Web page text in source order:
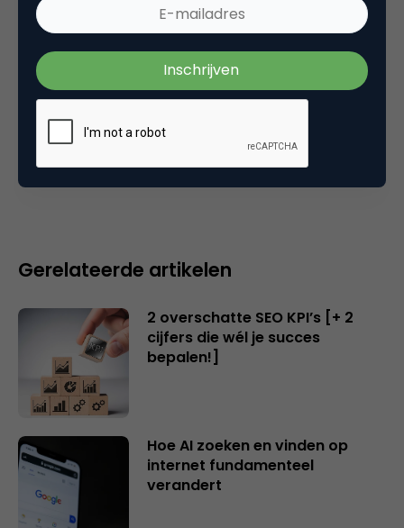
zoekmachine marketing
Plaats reactie
Je moet
om een reactie te
plaatsen.
Gerelateerde artikelen
2 overschatte SEO KPI’s [+ 2
cijfers die wél je succes
bepalen!]
Hoe AI zoeken en vinden op
internet fundamenteel
verandert